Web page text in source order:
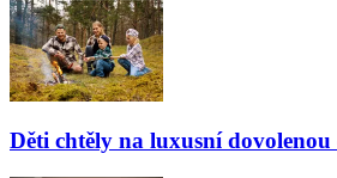
Děti chtěly na luxusní